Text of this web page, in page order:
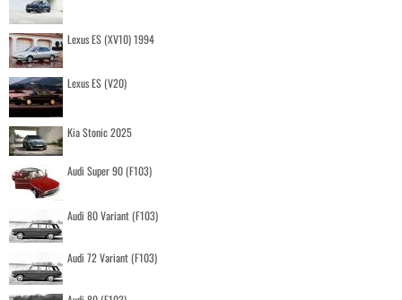
Lexus ES (XV10) 1994
Lexus ES (V20)
Kia Stonic 2025
Audi Super 90 (F103)
Audi 80 Variant (F103)
Audi 72 Variant (F103)